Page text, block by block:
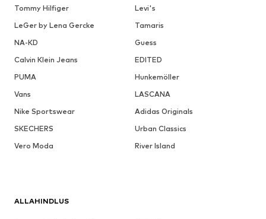
Tommy Hilfiger
Levi's
LeGer by Lena Gercke
Tamaris
NA-KD
Guess
Calvin Klein Jeans
EDITED
PUMA
Hunkemöller
Vans
LASCANA
Nike Sportswear
Adidas Originals
SKECHERS
Urban Classics
Vero Moda
River Island
ALLAHINDLUS